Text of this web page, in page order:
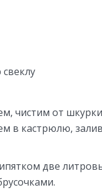
чистим от
в кастрюлю,
две